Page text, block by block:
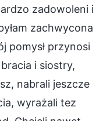
zadowoleni i
zachwycona
pomysł przynosi
i siostry,
nabrali jeszcze
wyrażali tez